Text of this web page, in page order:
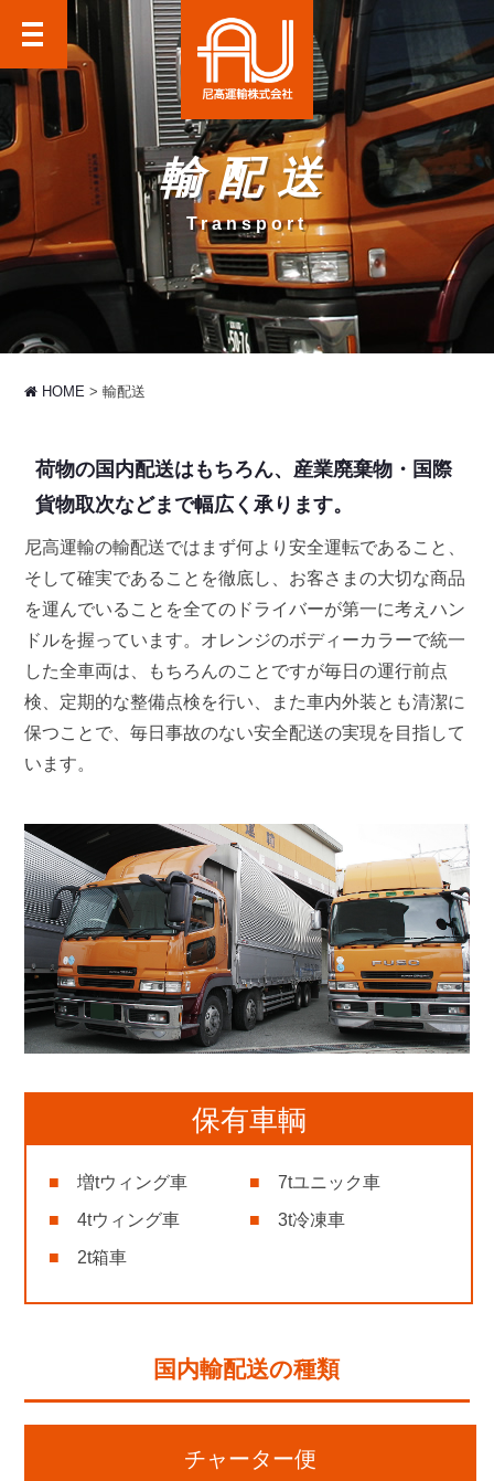
尼高運輸株式会社
輸配送
Transport
HOME 輸配送
荷物の国内配送はもちろん、産業廃棄物・国際
貨物取次などまで幅広く承ります。
尼高運輸の輸配送ではまず何より安全運転であること、
そして確実であることを徹底し、お客さまの大切な商品
を運んでいることを全てのドライバーが第一に考えハン
ドルを握っています。オレンジのボディーカラーで統一
した全車両は、もちろんのことですが毎日の運行前点
検、定期的な整備点検を行い、また車内外装とも清潔に
保つことで、毎日事故のない安全配送の実現を目指して
います。
保有車輌
増tウィング車
7tユニック車
4tウィング車
3t冷凍車
2t箱車
国内輸配送の種類
チャーター便